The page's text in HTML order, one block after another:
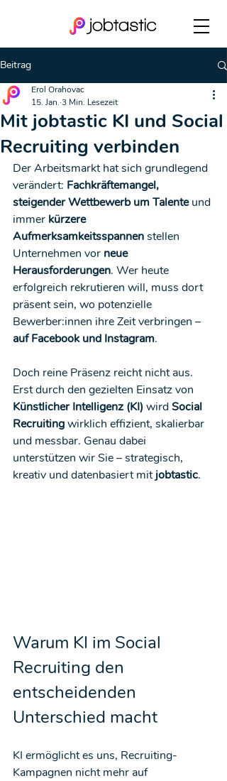
Beitrag
Mit jobtastic KI und Social
Recruiting verbinden
Erol Orahovac
15. Jan. 3 Min. Lesezeit
Der Arbeitsmarkt hat sich grundlegend
verändert: Fachkräftemangel,
steigender Wettbewerb um Talente und
immer kürzere
Aufmerksamkeitsspannen stellen
Unternehmen vor neue
Herausforderungen. Wer heute
erfolgreich rekrutieren will, muss dort
präsent sein, wo potenzielle
Bewerber:innen ihre Zeit verbringen –
auf Facebook und Instagram.
Doch reine Präsenz reicht nicht aus.
Erst durch den gezielten Einsatz von
Künstlicher Intelligenz (KI) wird Social
Recruiting wirklich effizient, skalierbar
und messbar. Genau dabei
unterstützen wir Sie – strategisch,
kreativ und datenbasiert mit jobtastic.
Warum KI im Social
Recruiting den
entscheidenden
Unterschied macht
KI ermöglicht es uns, Recruiting-
Kampagnen nicht mehr auf